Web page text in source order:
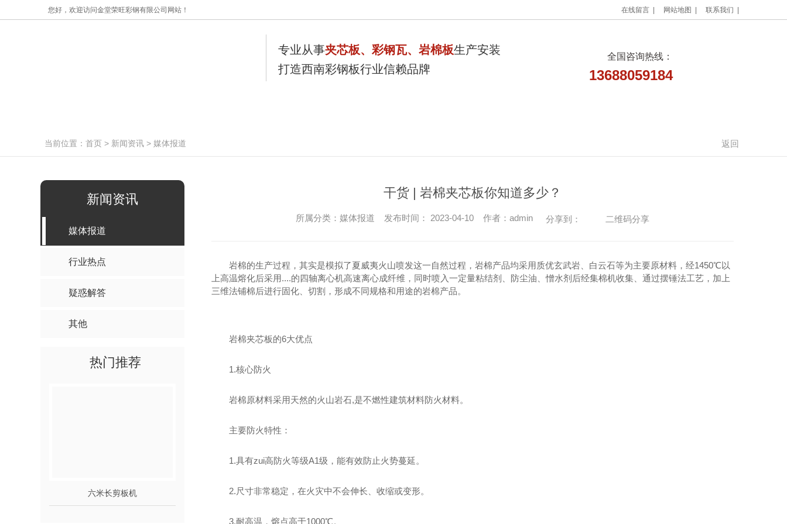
您好，欢迎访问金堂荣旺彩钢有限公司网站！ 在线留言 | 网站地图 | 联系我们 |
专业从事夹芯板、彩钢瓦、岩棉板生产安装
打造西南彩钢板行业信赖品牌
全国咨询热线：
13688059184
当前位置： 首页 > 新闻资讯 > 媒体报道 返回
新闻资讯
媒体报道
行业热点
疑惑解答
其他
热门推荐
六米长剪板机 六米*300吨大型数控折弯机 夹芯板
干货 | 岩棉夹芯板你知道多少？
所属分类：媒体报道 发布时间： 2023-04-10 作者：admin 分享到： 二维码分享
岩棉的生产过程，其实是模拟了夏威夷火山喷发这一自然过程，岩棉产品均采用质优玄武岩、白云石等为主要原材料，经1450℃以
上高温熔化后采用....的四轴离心机高速离心成纤维，同时喷入一定量粘结剂、防尘油、憎水剂后经集棉机收集、通过摆锤法工艺，加上
三维法铺棉后进行固化、切割，形成不同规格和用途的岩棉产品。
岩棉夹芯板的6大优点
1.核心防火
岩棉原材料采用天然的火山岩石,是不燃性建筑材料防火材料。
主要防火特性：
1.具有zui高防火等级A1级，能有效防止火势蔓延。
2.尺寸非常稳定，在火灾中不会伸长、收缩或变形。
3.耐高温，熔点高于1000℃。